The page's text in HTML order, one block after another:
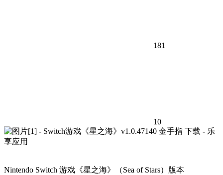
181
10
Nintendo Switch 游戏《星之海》（Sea of Stars）版本